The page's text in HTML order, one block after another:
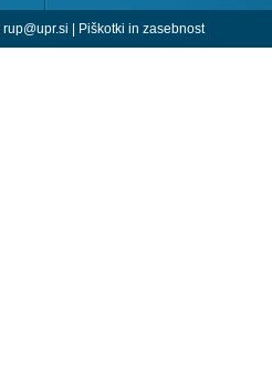
rup@upr.si | Piškotki in zasebnost